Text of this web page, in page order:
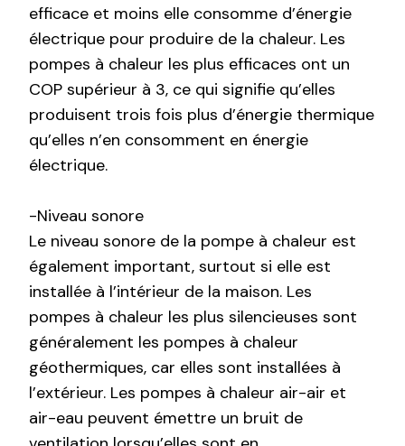
efficace et moins elle consomme d’énergie
électrique pour produire de la chaleur. Les
pompes à chaleur les plus efficaces ont un
COP supérieur à 3, ce qui signifie qu’elles
produisent trois fois plus d’énergie thermique
qu’elles n’en consomment en énergie
électrique.
-Niveau sonore
Le niveau sonore de la pompe à chaleur est
également important, surtout si elle est
installée à l’intérieur de la maison. Les
pompes à chaleur les plus silencieuses sont
généralement les pompes à chaleur
géothermiques, car elles sont installées à
l’extérieur. Les pompes à chaleur air-air et
air-eau peuvent émettre un bruit de